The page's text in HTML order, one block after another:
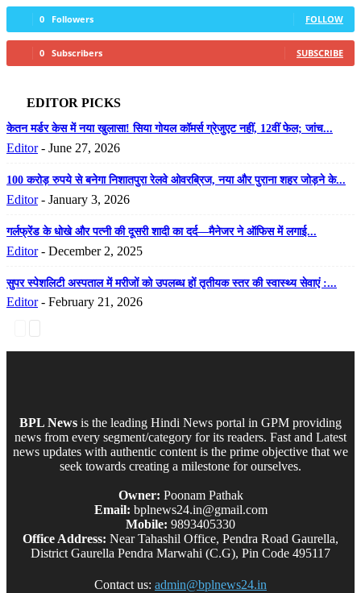
0 Followers FOLLOW
0 Subscribers SUBSCRIBE
EDITOR PICKS
केतन मर्डर केस में नया खुलासा! सिया गोयल कॉमर्स ग्रेजुएट नहीं, 12वीं फेल; जांच...
Editor - June 27, 2026
100 करोड़ रुपये से बनेगा निशातपुरा रेलवे ओवरब्रिज, नया और पुराना शहर जोड़ने के...
Editor - January 3, 2026
गर्लफ्रेंड के धोखे और पत्नी की दूसरी शादी का दर्द—मैनेजर ने ऑफिस में लगाई...
Editor - December 2, 2025
सुपर स्पेशलिटी अस्पताल में मरीजों को उपलब्ध हों तृतीयक स्तर की स्वास्थ्य सेवाएं :...
Editor - February 21, 2026
BPL News is the leading Hindi News portal in GPM providing
news from every segment/category for its readers. Fast and Latest
news updates with authentic content is the prime objective that we
seek towards creating a milestone for ourselves.
Owner: Poonam Pathak
Email: bplnews24.in@gmail.com
Mobile: 9893405330
Office Address: Near Tahashil Office, Pendra Road Gaurella,
District Gaurella Pendra Marwahi (C.G), Pin Code 495117
Contact us: admin@bplnews24.in